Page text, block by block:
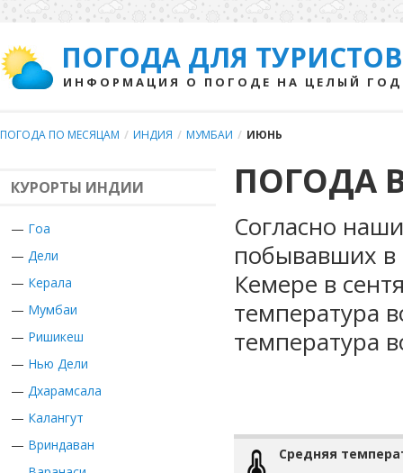
ПОГОДА ДЛЯ ТУРИСТОВ
ИНФОРМАЦИЯ О ПОГОДЕ НА ЦЕЛЫЙ ГОД
ПОГОДА ПО МЕСЯЦАМ / ИНДИЯ / МУМБАИ / ИЮНЬ
КУРОРТЫ ИНДИИ
— Гоа
— Дели
— Керала
— Мумбаи
— Ришикеш
— Нью Дели
— Дхарамсала
— Калангут
— Вриндаван
ПОГОДА
Согласно
побывавших в
Кемере в
температура
температура
Средняя